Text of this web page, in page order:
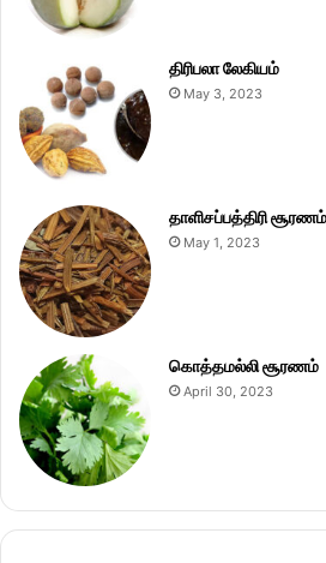
திரிபலா லேகியம்
May 3, 2023
தாளிசப்பத்திரி சூரணம்
May 1, 2023
கொத்தமல்லி சூரணம்
April 30, 2023